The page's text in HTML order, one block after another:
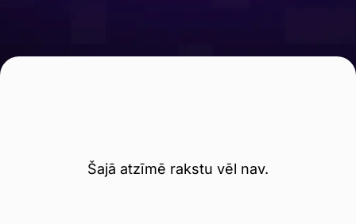
Šajā atzīmē rakstu vēl nav.